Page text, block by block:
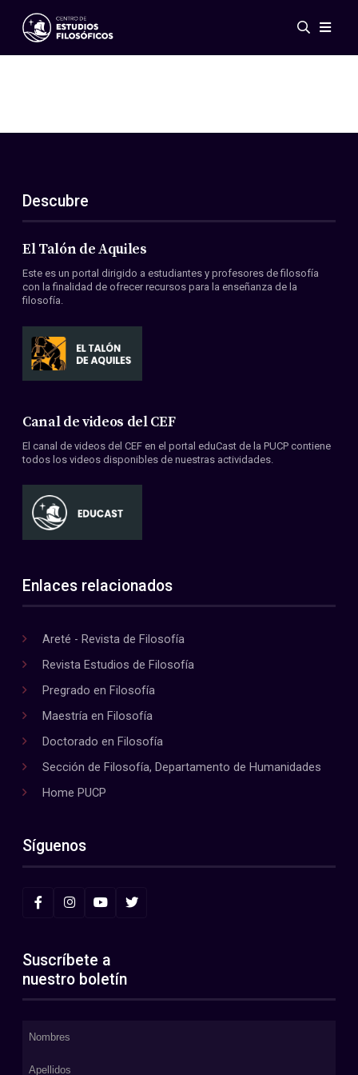
Eventos
ES
EN
Acerca de nosotros
Miembros
Convenios
Descubre
El Talón de Aquiles
Este es un portal dirigido a estudiantes y profesores de filosofía
con la finalidad de ofrecer recursos para la enseñanza de la
filosofía.
Canal de videos del CEF
El canal de videos del CEF en el portal eduCast de la PUCP contiene
todos los videos disponibles de nuestras actividades.
Enlaces relacionados
Areté - Revista de Filosofía
Revista Estudios de Filosofía
Pregrado en Filosofía
Maestría en Filosofía
Doctorado en Filosofía
Sección de Filosofía, Departamento de Humanidades
Home PUCP
Síguenos
Suscríbete a
nuestro boletín